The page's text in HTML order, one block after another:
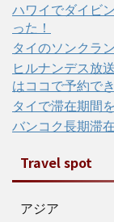
ハワイでダイビ
った！
タイのソンクラ
ヒルナンデス放
はココで予約で
タイで滞在期間
バンコク長期滞
Travel spot
アジア